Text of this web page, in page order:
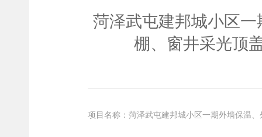
菏泽武屯建邦城小区
棚、窗井采光顶
项目名称：菏泽武屯建邦城小区一期外墙保温